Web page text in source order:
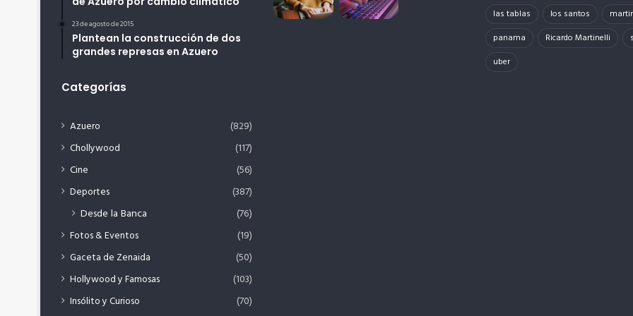
23 de agosto de 2015
Plantean la construcción de dos
grandes represas en Azuero
Categorías
Azuero
(829)
Chollywood
(117)
Cine
(56)
Deportes
(387)
Desde la Banca (76)
Fotos & Eventos
(19)
Gaceta de Zenaida
(50)
Hollywood y Famosas
(103)
Insólito y Curioso
(70)
las tablas
los santos
panama
Ricardo Martinelli
uber